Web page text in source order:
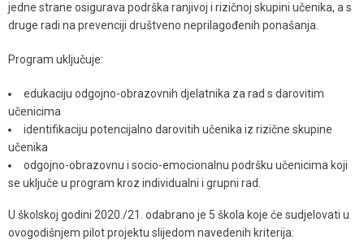
jedne strane osigurava podrška ranjivoj i rizičnoj skupini učenika, a s
druge radi na prevenciji društveno neprilagođenih ponašanja.
Program uključuje:
edukaciju odgojno-obrazovnih djelatnika za rad s darovitim
učenicima
identifikaciju potencijalno darovitih učenika iz rizične skupine
učenika
odgojno-obrazovnu i socio-emocionalnu podršku učenicima koji
se uključe u program kroz individualni i grupni rad.
U školskoj godini 2020./21. odabrano je 5 škola koje će sudjelovati u
ovogodišnjem pilot projektu slijedom navedenih kriterija: